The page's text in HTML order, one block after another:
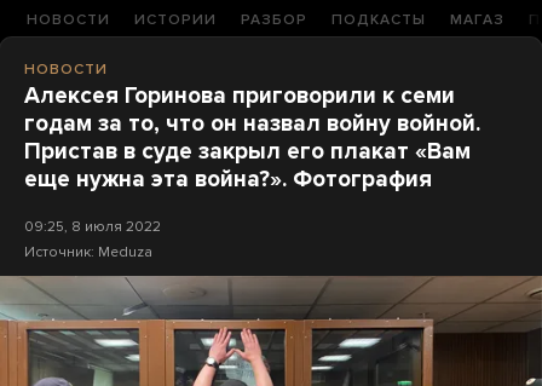
НОВОСТИ ИСТОРИИ РАЗБОР ПОДКАСТЫ МАГАЗ
НОВОСТИ
Алексея Горинова приговорили к семи
годам за то, что он назвал войну войной.
Пристав в суде закрыл его плакат «Вам
еще нужна эта война?». Фотография
09:25, 8 июля 2022
Источник: Meduza